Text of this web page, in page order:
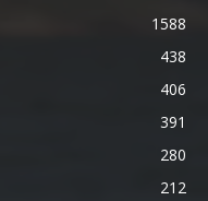
1588
438
406
391
280
212